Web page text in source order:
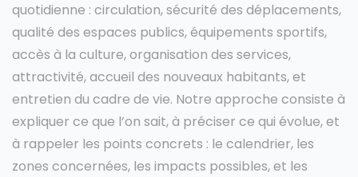
quotidienne : circulation, sécurité des déplacements,
qualité des espaces publics, équipements sportifs,
accès à la culture, organisation des services,
attractivité, accueil des nouveaux habitants, et
entretien du cadre de vie. Notre approche consiste à
expliquer ce que l’on sait, à préciser ce qui évolue, et
à rappeler les points concrets : le calendrier, les
zones concernées, les impacts possibles, et les